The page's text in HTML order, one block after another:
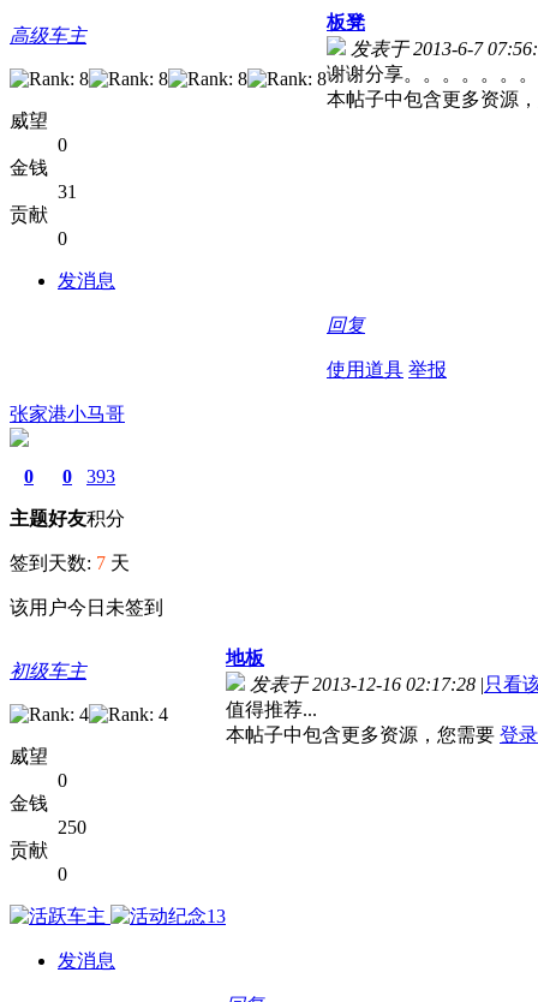
高级车主
威望
0
金钱
31
贡献
0
发消息
板凳
发表于 2013-6-7
谢谢分享。。。。。。
本帖子中包含更多资源
回复
使用道具 举报
张家港小马哥
0
主题
0
好友
393
积分
签到天数: 7 天
该用户今日未签到
初级车主
威望
0
金钱
250
贡献
0
发消息
地板
发表于 2013-12-16 02:17:28 |只看
值得推荐...
本帖子中包含更多资源，您需要 登录